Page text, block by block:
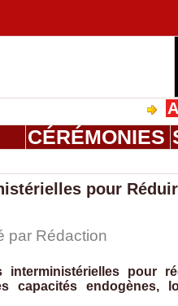
Ahmed
CÉRÉMONIES
pour
par Rédaction
interministérielles pour
capacités endogènes,